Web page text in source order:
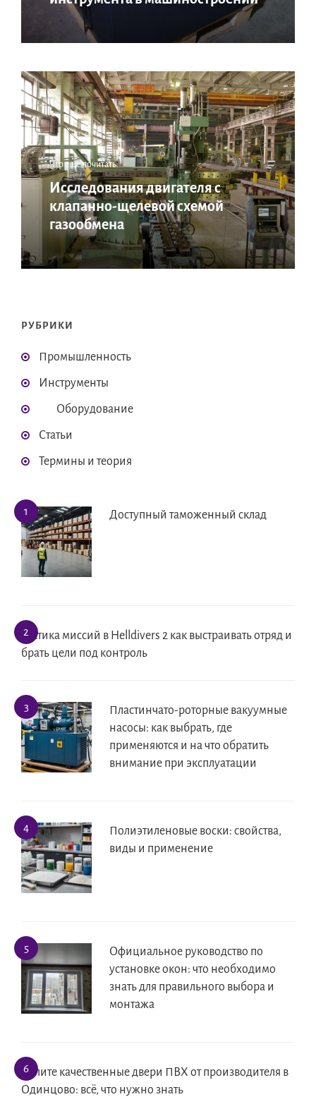
Что еще почитать:
Исследования двигателя с
клапанно-щелевой схемой
газообмена
РУБРИКИ
Промышленность
Инструменты
Оборудование
Статьи
Термины и теория
Доступный таможенный склад
Тактика миссий в Helldivers 2 как выстраивать отряд и
брать цели под контроль
Пластинчато-роторные вакуумные
насосы: как выбрать, где
применяются и на что обратить
внимание при эксплуатации
Полиэтиленовые воски: свойства,
виды и применение
Официальное руководство по
установке окон: что необходимо
знать для правильного выбора и
монтажа
Купите качественные двери ПВХ от производителя в
Одинцово: всё, что нужно знать